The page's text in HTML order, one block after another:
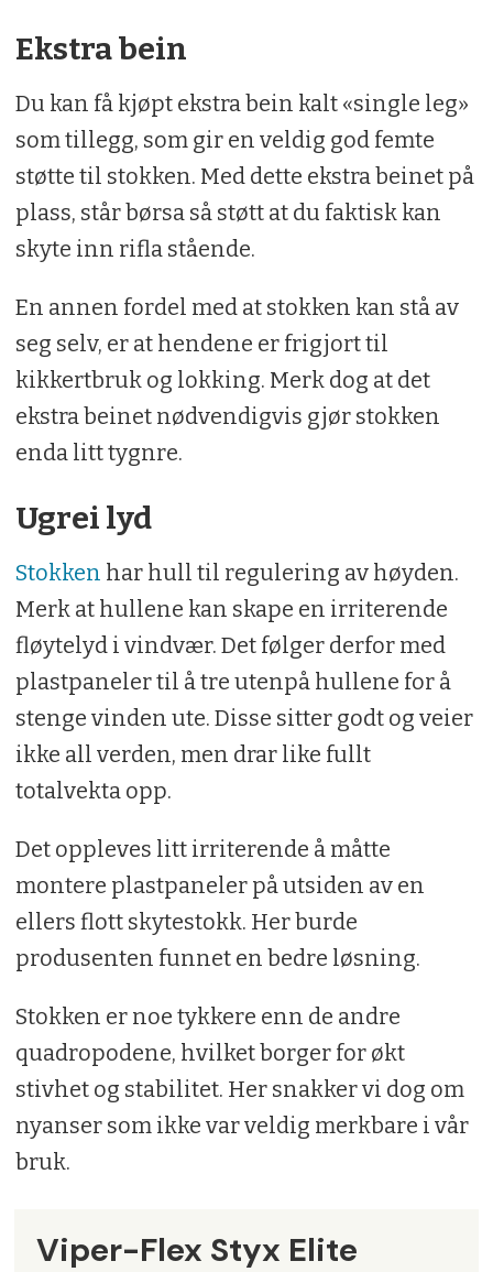
Ekstra bein
Du kan få kjøpt ekstra bein kalt «single leg»
som tillegg, som gir en veldig god femte
støtte til stokken. Med dette ekstra beinet på
plass, står børsa så støtt at du faktisk kan
skyte inn rifla stående.
En annen fordel med at stokken kan stå av
seg selv, er at hendene er frigjort til
kikkertbruk og lokking. Merk dog at det
ekstra beinet nødvendigvis gjør stokken
enda litt tygnre.
Ugrei lyd
Stokken har hull til regulering av høyden.
Merk at hullene kan skape en irriterende
fløytelyd i vindvær. Det følger derfor med
plastpaneler til å tre utenpå hullene for å
stenge vinden ute. Disse sitter godt og veier
ikke all verden, men drar like fullt
totalvekta opp.
Det oppleves litt irriterende å måtte
montere plastpaneler på utsiden av en
ellers flott skytestokk. Her burde
produsenten funnet en bedre løsning.
Stokken er noe tykkere enn de andre
quadropodene, hvilket borger for økt
stivhet og stabilitet. Her snakker vi dog om
nyanser som ikke var veldig merkbare i vår
bruk.
Viper-Flex Styx Elite